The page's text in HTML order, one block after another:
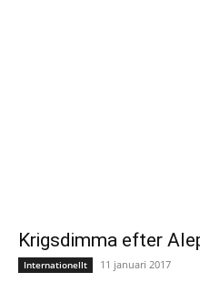
Krigsdimma efter
Internationellt 11 januari 2017